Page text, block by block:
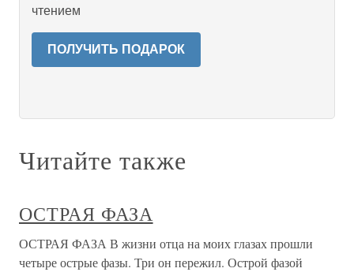
чтением
ПОЛУЧИТЬ ПОДАРОК
Читайте также
ОСТРАЯ ФАЗА
ОСТРАЯ ФАЗА В жизни отца на моих глазах прошли
четыре острые фазы. Три он пережил. Острой фазой